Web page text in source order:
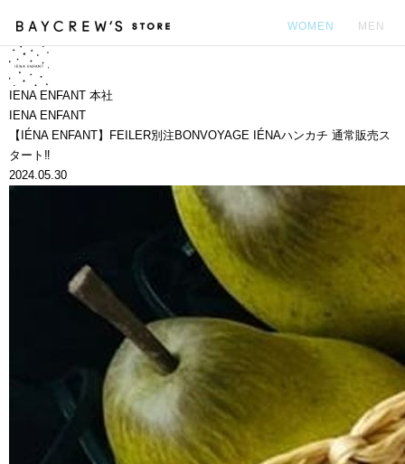
WOMEN MEN
IENA ENFANT 本社
IENA ENFANT
【IÉNA ENFANT】FEILER別注BONVOYAGE IÉNAハンカチ 通常販売ス
タート‼
2024.05.30